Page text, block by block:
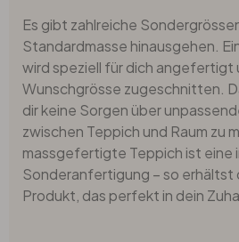
Es gibt zahlreiche
Standardmasse hinausgehen.
wird speziell für dich angefertigt
Wunschgrösse zugeschnitten.
dir keine Sorgen über
zwischen Teppich und Raum zu
massgefertigte Teppich ist eine
Sonderanfertigung – so erhältst
Produkt, das perfekt in dein